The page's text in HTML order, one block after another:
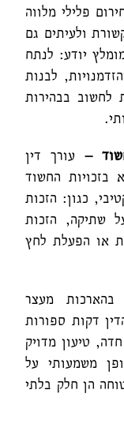
פלילי מלווה
ולעיתים גם
יודע: לנתח
לבנות
לחשוב בבהירות
–עורך דין
בזכויות החשוד
כגון: הזכות
שתיקה, הזכות
או הפעלת לחץ
בהארכות מעצר
דקות ספורות
טיעון מדויק
משמעותי על
הן חלק בלתי